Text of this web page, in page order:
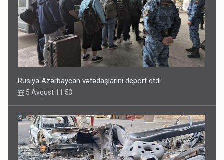
Rusiya Azərbaycan vətədaşlarını deport etdi
5 Avqust 11:53